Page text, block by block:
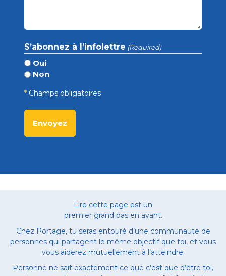
S’abonnez à l’infolettre (Required)
Oui
Non
*Champs obligatoires
Lire cette page est un
premier grand pas en avant.
Chez Portage, tu seras entouré d’une communauté de
personnes qui partagent le même objectif que toi, et vous
vous aiderez mutuellement à l’atteindre.
Personne ne sait exactement ce que c’est que d’être toi,